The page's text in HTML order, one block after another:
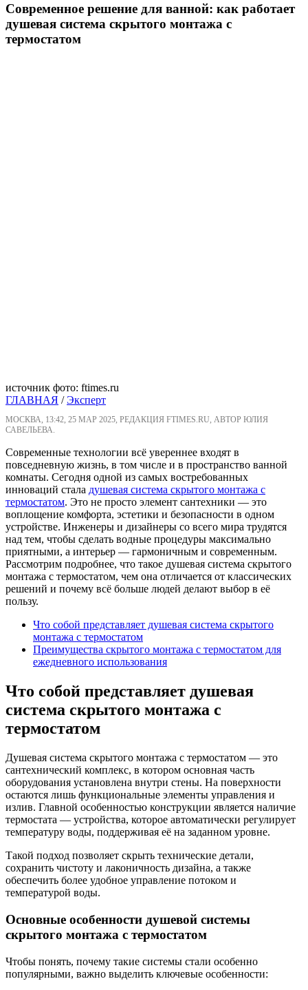
Современное решение для ванной: как работает
душевая система скрытого монтажа с
термостатом
источник фото: ftimes.ru
ГЛАВНАЯ /Эксперт
МОСКВА, 13:42, 25 МАР 2025, РЕДАКЦИЯ FTIMES.RU, АВТОР ЮЛИЯ
САВЕЛЬЕВА.
Современные технологии всё увереннее входят в
повседневную жизнь, в том числе и в пространство ванной
комнаты. Сегодня одной из самых востребованных
инноваций стала душевая система скрытого монтажа c
термостатом. Это не просто элемент сантехники — это
воплощение комфорта, эстетики и безопасности в одном
устройстве. Инженеры и дизайнеры со всего мира трудятся
над тем, чтобы сделать водные процедуры максимально
приятными, а интерьер — гармоничным и современным.
Рассмотрим подробнее, что такое душевая система скрытого
монтажа с термостатом, чем она отличается от классических
решений и почему всё больше людей делают выбор в её
пользу.
Что собой представляет душевая система скрытого
монтажа с термостатом
Преимущества скрытого монтажа с термостатом для
ежедневного использования
Что собой представляет душевая
система скрытого монтажа с
термостатом
Душевая система скрытого монтажа с термостатом — это
сантехнический комплекс, в котором основная часть
оборудования установлена внутри стены. На поверхности
остаются лишь функциональные элементы управления и
излив. Главной особенностью конструкции является наличие
термостата — устройства, которое автоматически регулирует
температуру воды, поддерживая её на заданном уровне.
Такой подход позволяет скрыть технические детали,
сохранить чистоту и лаконичность дизайна, а также
обеспечить более удобное управление потоком и
температурой воды.
Основные особенности душевой системы
скрытого монтажа с термостатом
Чтобы понять, почему такие системы стали особенно
популярными, важно выделить ключевые особенности: